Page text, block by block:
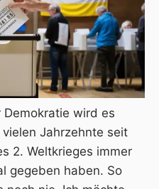
wird es
Jahrzehnte seit
2. Weltkrieges immer
gegeben haben. So